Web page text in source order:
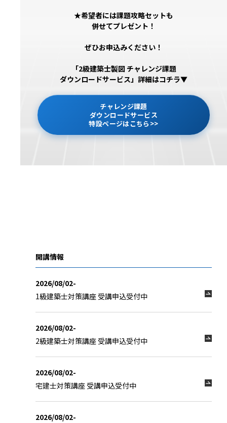
★希望者には課題攻略セットも
併せてプレゼント！
ぜひお申込みください！
「2級建築士製図 チャレンジ課題
ダウンロードサービス」詳細はコチラ▼
チャレンジ課題
ダウンロードサービス
特設ページはこちら>>
開講情報
2026/08/02-
1級建築士対策講座 受講申込受付中
2026/08/02-
2級建築士対策講座 受講申込受付中
2026/08/02-
宅建士対策講座 受講申込受付中
2026/08/02-